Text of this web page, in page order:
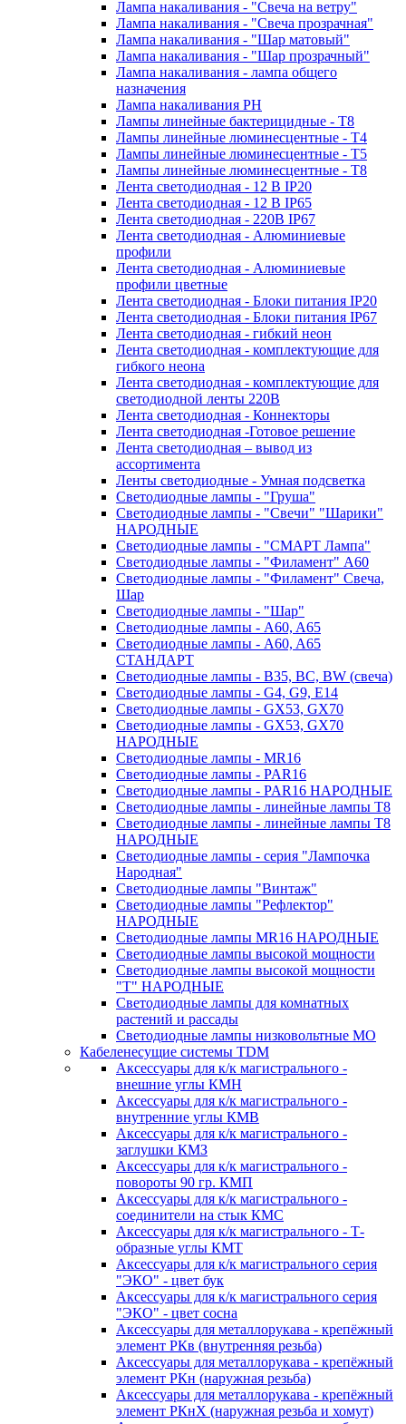
Лампа накаливания - "Свеча на ветру"
Лампа накаливания - "Свеча прозрачная"
Лампа накаливания - "Шар матовый"
Лампа накаливания - "Шар прозрачный"
Лампа накаливания - лампа общего
назначения
Лампа накаливания РН
Лампы линейные бактерицидные - Т8
Лампы линейные люминесцентные - Т4
Лампы линейные люминесцентные - Т5
Лампы линейные люминесцентные - Т8
Лента светодиодная - 12 В IP20
Лента светодиодная - 12 В IP65
Лента светодиодная - 220В IP67
Лента светодиодная - Алюминиевые
профили
Лента светодиодная - Алюминиевые
профили цветные
Лента светодиодная - Блоки питания IP20
Лента светодиодная - Блоки питания IP67
Лента светодиодная - гибкий неон
Лента светодиодная - комплектующие для
гибкого неона
Лента светодиодная - комплектующие для
светодиодной ленты 220В
Лента светодиодная - Коннекторы
Лента светодиодная -Готовое решение
Лента светодиодная – вывод из
ассортимента
Ленты светодиодные - Умная подсветка
Светодиодные лампы - "Груша"
Светодиодные лампы - "Свечи" "Шарики"
НАРОДНЫЕ
Светодиодные лампы - "СМАРТ Лампа"
Светодиодные лампы - "Филамент" A60
Светодиодные лампы - "Филамент" Свеча,
Шар
Светодиодные лампы - "Шар"
Светодиодные лампы - A60, A65
Светодиодные лампы - A60, A65
СТАНДАРТ
Светодиодные лампы - B35, BC, BW (свеча)
Светодиодные лампы - G4, G9, Е14
Светодиодные лампы - GX53, GX70
Светодиодные лампы - GX53, GX70
НАРОДНЫЕ
Светодиодные лампы - MR16
Светодиодные лампы - PAR16
Светодиодные лампы - PAR16 НАРОДНЫЕ
Светодиодные лампы - линейные лампы T8
Светодиодные лампы - линейные лампы T8
НАРОДНЫЕ
Светодиодные лампы - серия "Лампочка
Народная"
Светодиодные лампы "Винтаж"
Светодиодные лампы "Рефлектор"
НАРОДНЫЕ
Светодиодные лампы MR16 НАРОДНЫЕ
Светодиодные лампы высокой мощности
Светодиодные лампы высокой мощности
"Т" НАРОДНЫЕ
Светодиодные лампы для комнатных
растений и рассады
Светодиодные лампы низковольтные МО
Кабеленесущие системы TDM
Аксессуары для к/к магистрального -
внешние углы КМН
Аксессуары для к/к магистрального -
внутренние углы КМВ
Аксессуары для к/к магистрального -
заглушки КМЗ
Аксессуары для к/к магистрального -
повороты 90 гр. КМП
Аксессуары для к/к магистрального -
соединители на стык КМС
Аксессуары для к/к магистрального - Т-
образные углы КМТ
Аксессуары для к/к магистрального серия
"ЭКО" - цвет бук
Аксессуары для к/к магистрального серия
"ЭКО" - цвет сосна
Аксессуары для металлорукава - крепёжный
элемент РКв (внутренняя резьба)
Аксессуары для металлорукава - крепёжный
элемент РКн (наружная резьба)
Аксессуары для металлорукава - крепёжный
элемент РКнХ (наружная резьба и хомут)